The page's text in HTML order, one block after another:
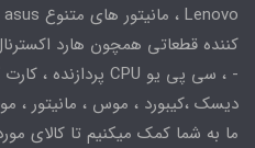
دیسک ،کیبورد ، موس ، مانیتور ،
ما به شما کمک میکنیم تا کالای